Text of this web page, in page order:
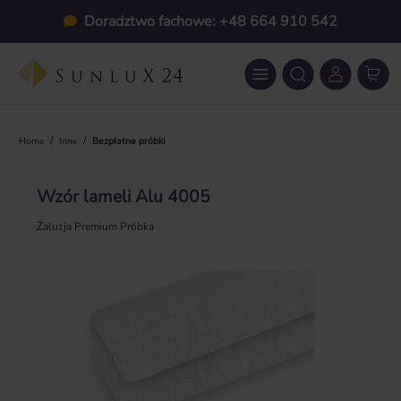
Przejdź do głównej zawartościDoradztwo fachowe: +48 664 910 542
Home / Inne / Bezpłatne próbki
Wzór lameli Alu 4005
Żaluzja Premium Próbka